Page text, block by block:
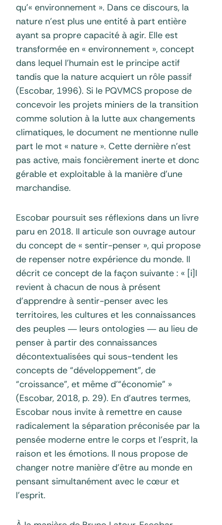
qu’« environnement ». Dans ce discours, la
nature n’est plus une entité à part entière
ayant sa propre capacité à agir. Elle est
transformée en « environnement », concept
dans lequel l’humain est le principe actif
tandis que la nature acquiert un rôle passif
(Escobar, 1996). Si le PQVMCS propose de
concevoir les projets miniers de la transition
comme solution à la lutte aux changements
climatiques, le document ne mentionne nulle
part le mot « nature ». Cette dernière n’est
pas active, mais foncièrement inerte et donc
gérable et exploitable à la manière d’une
marchandise.
Escobar poursuit ses réflexions dans un livre
paru en 2018. Il articule son ouvrage autour
du concept de « sentir-penser », qui propose
de repenser notre expérience du monde. Il
décrit ce concept de la façon suivante : « [i]l
revient à chacun de nous à présent
d’apprendre à sentir-penser avec les
territoires, les cultures et les connaissances
des peuples ― leurs ontologies ― au lieu de
penser à partir des connaissances
décontextualisées qui sous-tendent les
concepts de “développement”, de
“croissance”, et même d’“économie” »
(Escobar, 2018, p. 29). En d’autres termes,
Escobar nous invite à remettre en cause
radicalement la séparation préconisée par la
pensée moderne entre le corps et l’esprit, la
raison et les émotions. Il nous propose de
changer notre manière d’être au monde en
pensant simultanément avec le cœur et
l’esprit.